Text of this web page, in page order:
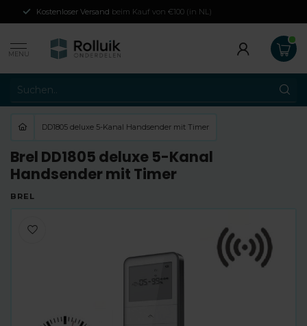
Kostenloser Versand beim Kauf von €100 (in NL)
MENU
DD1805 deluxe 5-Kanal Handsender mit Timer
Brel DD1805 deluxe 5-Kanal
Handsender mit Timer
BREL